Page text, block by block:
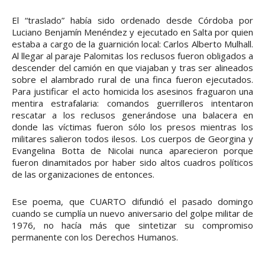
El “traslado” había sido ordenado desde Córdoba por
Luciano Benjamín Menéndez y ejecutado en Salta por quien
estaba a cargo de la guarnición local: Carlos Alberto Mulhall.
Al llegar al paraje Palomitas los reclusos fueron obligados a
descender del camión en que viajaban y tras ser alineados
sobre el alambrado rural de una finca fueron ejecutados.
Para justificar el acto homicida los asesinos fraguaron una
mentira estrafalaria: comandos guerrilleros intentaron
rescatar a los reclusos generándose una balacera en
donde las víctimas fueron sólo los presos mientras los
militares salieron todos ilesos. Los cuerpos de Georgina y
Evangelina Botta de Nicolai nunca aparecieron porque
fueron dinamitados por haber sido altos cuadros políticos
de las organizaciones de entonces.
Ese poema, que CUARTO difundió el pasado domingo
cuando se cumplía un nuevo aniversario del golpe militar de
1976, no hacía más que sintetizar su compromiso
permanente con los Derechos Humanos.